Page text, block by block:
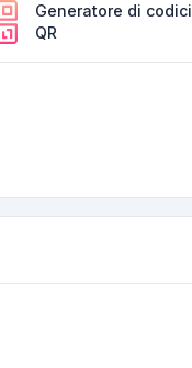
Generatore di codici
QR